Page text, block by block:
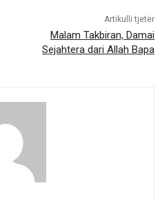
Artikulli tjetër
Malam Takbiran, Damai
Sejahtera dari Allah Bapa